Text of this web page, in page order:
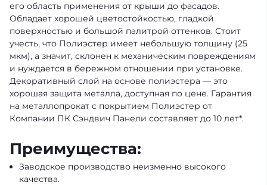
его область применения от крыши до фасадов.
Обладает хорошей цветостойкостью, гладкой
поверхностью и большой палитрой оттенков. Стоит
учесть, что Полиэстер имеет небольшую толщину (25
мкм), а значит, склонен к механическим повреждениям
и нуждается в бережном отношении при установке.
Декоративный слой на основе полиэстера — это
хорошая защита металла, доступная по цене. Гарантия
на металлопрокат с покрытием Полиэстер от
Компании ПК Сэндвич Панели составляет до 10 лет*.
Преимущества:
Заводское производство неизменно высокого
качества.